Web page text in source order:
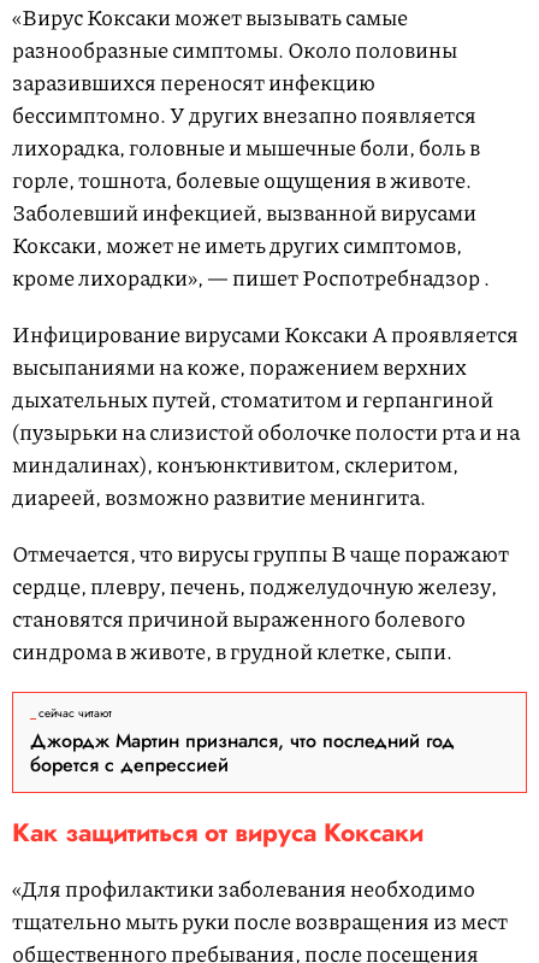
«Вирус Коксаки может вызывать самые
разнообразные симптомы. Около половины
заразившихся переносят инфекцию
бессимптомно. У других внезапно появляется
лихорадка, головные и мышечные боли, боль в
горле, тошнота, болевые ощущения в животе.
Заболевший инфекцией, вызванной вирусами
Коксаки, может не иметь других симптомов,
кроме лихорадки», — пишет Роспотребнадзор .
Инфицирование вирусами Коксаки А проявляется
высыпаниями на коже, поражением верхних
дыхательных путей, стоматитом и герпангиной
(пузырьки на слизистой оболочке полости рта и на
миндалинах), конъюнктивитом, склеритом,
диареей, возможно развитие менингита.
Отмечается, что вирусы группы В чаще поражают
сердце, плевру, печень, поджелудочную железу,
становятся причиной выраженного болевого
синдрома в животе, в грудной клетке, сыпи.
сейчас читают
Джордж Мартин признался, что последний год
борется с депрессией
Как защититься от вируса Коксаки
«Для профилактики заболевания необходимо
тщательно мыть руки после возвращения из мест
общественного пребывания, после посещения